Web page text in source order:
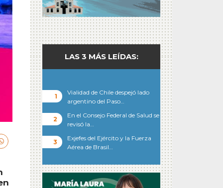
LAS 3 MÁS LEÍDAS:
Vialidad de Chile despejó lado
argentino del Paso…
En el Consejo Federal de Salud se
revisó la…
Exjefes del Ejército y la Fuerza
Aérea de Brasil…